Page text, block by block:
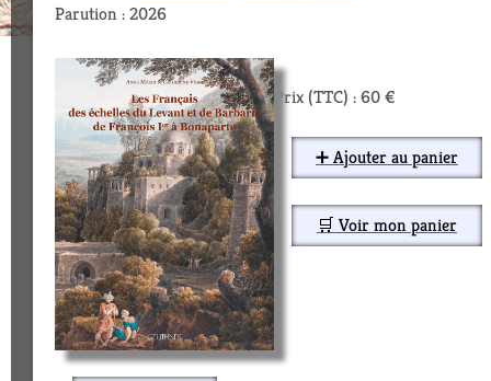
Parution : 2026
Prix (TTC) : 60 €
➕ Ajouter au panier
🛒 Voir mon panier